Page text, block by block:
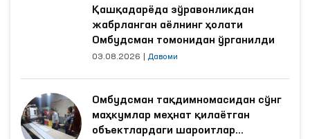
Қашқадарёда зўравонликдан
жабрланган аёлнинг ҳолати
Омбудсман томонидан ўрганилди
03.08.2026 Давоми
Омбудсман тақдимномасидан сўнг
маҳкумлар меҳнат қилаётган
объектлардаги шароитлар